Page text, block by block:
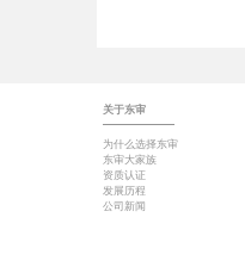
关于东审
为什么选择东审
东审大家族
资质认证
发展历程
公司新闻